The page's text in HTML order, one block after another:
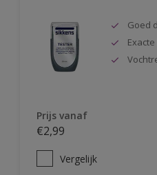
Goed
Prijs vanaf
€2,99
Vergelijk